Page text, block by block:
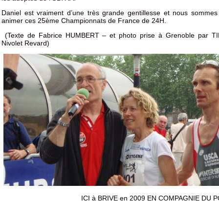
Daniel est vraiment d’une très grande gentillesse et nous
animer ces 25ème Championnats de France de 24H.
(Texte de Fabrice HUMBERT – et photo prise à Grenoble par
Nivolet Revard)
ICI à BRIVE en 2009 EN COMPAGNIE DU